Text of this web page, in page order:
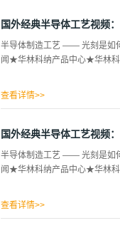
国外经典半导体工艺视频
半导体制造工艺 —— 光刻是如
闻★华林科纳产品中心★华林
查看详情>>
国外经典半导体工艺视频
半导体制造工艺 —— 光刻是如
闻★华林科纳产品中心★华林
查看详情>>